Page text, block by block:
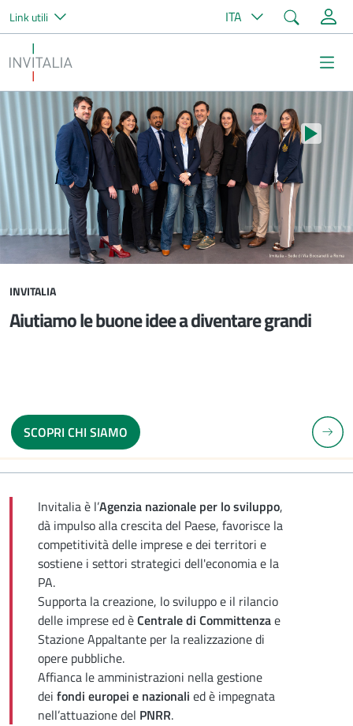
Salta al contenuto principale
Link utili ITA Cerca
Invitalia
Stop
PRECEDENTE
INVITALIA
Aiutiamo le buone idee a diventare grandi
SCOPRI CHI SIAMO
Invitalia è l’Agenzia nazionale per lo sviluppo,
dà impulso alla crescita del Paese, favorisce la
competitività delle imprese e dei territori e
sostiene i settori strategici dell'economia e la
PA.
Supporta la creazione, lo sviluppo e il rilancio
delle imprese ed èCentrale di Committenzae
Stazione Appaltante per la realizzazione di
opere pubbliche.
Affianca le amministrazioni nella gestione
dei fondi europei e nazionali ed è impegnata
nell’attuazione del PNRR.